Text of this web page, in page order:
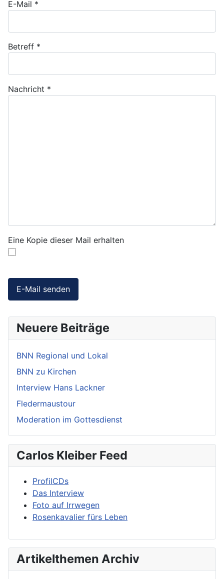
E-Mail *
Betreff *
Nachricht *
Eine Kopie dieser Mail erhalten
E-Mail senden
Neuere Beiträge
BNN Regional und Lokal
BNN zu Kirchen
Interview Hans Lackner
Fledermaustour
Moderation im Gottesdienst
Carlos Kleiber Feed
ProfilCDs
Das Interview
Foto auf Irrwegen
Rosenkavalier fürs Leben
Artikelthemen Archiv